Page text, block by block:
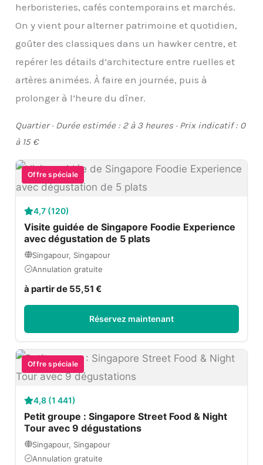
herboristeries, cafés contemporains et marchés.
On y vient pour alterner patrimoine et quotidien,
goûter des classiques dans un hawker centre, et
repérer les détails d’architecture entre ruelles et
artères animées. À faire en journée, puis à
prolonger à l’heure du dîner.
Quartier · Durée estimée : 2 à 3 heures · Prix indicatif : 0
à 15 €
Offre spéciale
4,7 (120)
Visite guidée de Singapore Foodie Experience
avec dégustation de 5 plats
Singapour, Singapour
Annulation gratuite
à partir de 55,51 €
Réservez maintenant
Offre spéciale
4,8 (1 441)
Petit groupe : Singapore Street Food & Night
Tour avec 9 dégustations
Singapour, Singapour
Annulation gratuite